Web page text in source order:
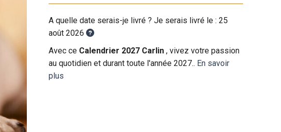
A quelle date serais-je livré ? Je serais livré le :25
août 2026
Avec ce Calendrier 2027 Carlin, vivez votre passion
au quotidien et durant toute l'année 2027.. En savoir
plus